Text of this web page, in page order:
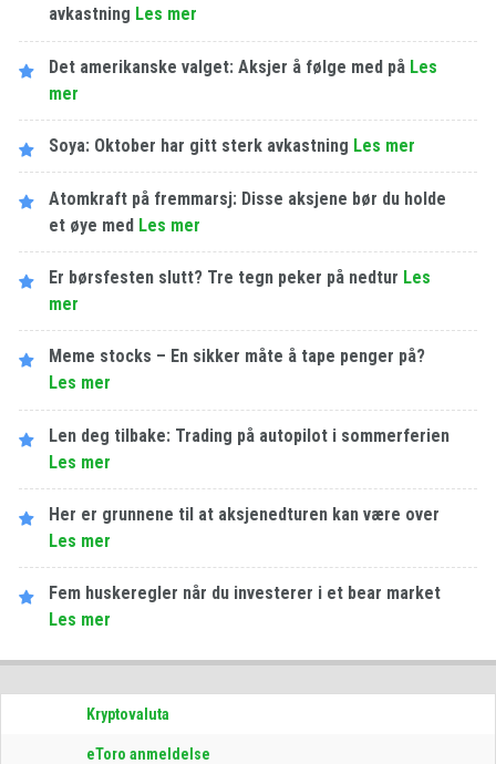
avkastning Les​ ​mer
Det amerikanske valget: Aksjer å følge med på Les​ ​
mer
Soya: Oktober har gitt sterk avkastning Les​ ​mer
Atomkraft på fremmarsj: Disse aksjene bør du holde
et øye med Les​ ​mer
Er børsfesten slutt? Tre tegn peker på nedtur Les​ ​
mer
Meme stocks – En sikker måte å tape penger på?
Les​ ​mer
Len deg tilbake: Trading på autopilot i sommerferien
Les​ ​mer
Her er grunnene til at aksjenedturen kan være over
Les​ ​mer
Fem huskeregler når du investerer i et bear market
Les​ ​mer
Kryptovaluta
eToro anmeldelse